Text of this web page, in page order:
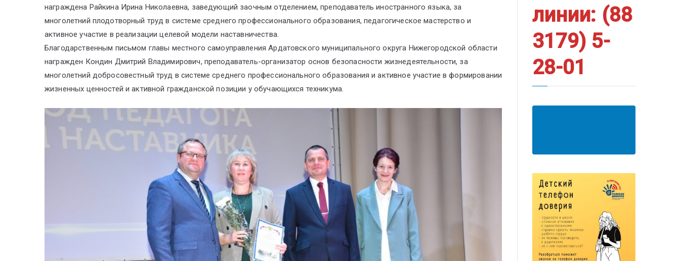
награждена Райкина Ирина Николаевна, заведующий заочным отделением, преподаватель иностранного языка, за
многолетний плодотворный труд в системе среднего профессионального образования, педагогическое мастерство и
активное участие в реализации целевой модели наставничества.
Благодарственным письмом главы местного самоуправления Ардатовского муниципального округа Нижегородской области
награжден Кондин Дмитрий Владимирович, преподаватель-организатор основ безопасности жизнедеятельности, за
многолетний добросовестный труд в системе среднего профессионального образования и активное участие в формировании
жизненных ценностей и активной гражданской позиции у обучающихся техникума.
линии: (88
3179) 5-
28-01